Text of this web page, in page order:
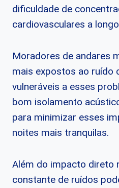
dificuldade de
cardiovasculares a
Moradores de andares
mais expostos ao ruído
vulneráveis a esses
bom isolamento
para minimizar esses
noites mais tranquilas.
Além do impacto direto
constante de ruídos